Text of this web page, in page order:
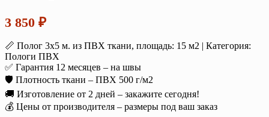
3 850 ₽
📏 Полог 3х5 м. из ПВХ ткани, площадь: 15 м2 | Категория:
Пологи ПВХ
✅ Гарантия 12 месяцев – на швы
🛡️ Плотность ткани – ПВХ 500 г/м2
🚚 Изготовление от 2 дней – закажите сегодня!
💰 Цены от производителя – размеры под ваш заказ